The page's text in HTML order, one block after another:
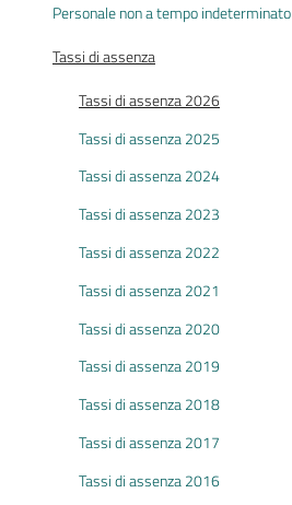
Personale non a tempo indeterminato
Tassi di assenza
Tassi di assenza 2026
Tassi di assenza 2025
Tassi di assenza 2024
Tassi di assenza 2023
Tassi di assenza 2022
Tassi di assenza 2021
Tassi di assenza 2020
Tassi di assenza 2019
Tassi di assenza 2018
Tassi di assenza 2017
Tassi di assenza 2016